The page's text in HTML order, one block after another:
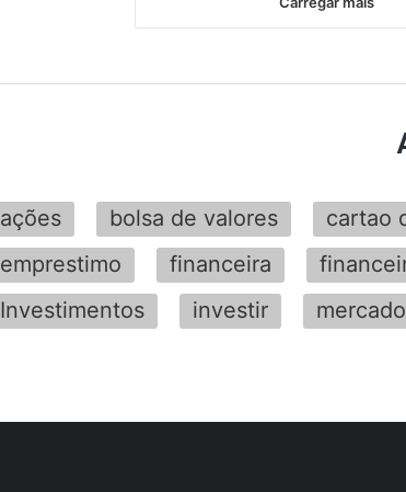
ações bolsa de valores cartao
emprestimo
financeira
Investimentos
investir mercado